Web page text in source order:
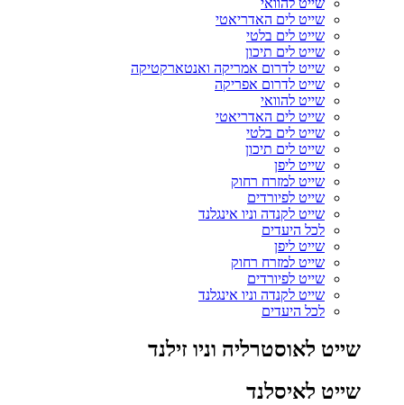
שייט להוואי
שייט לים האדריאטי
שייט לים בלטי
שייט לים תיכון
שייט לדרום אמריקה ואנטארקטיקה
שייט לדרום אפריקה
שייט להוואי
שייט לים האדריאטי
שייט לים בלטי
שייט לים תיכון
שייט ליפן
שייט למזרח רחוק
שייט לפיורדים
שייט לקנדה וניו אינגלנד
לכל היעדים
שייט ליפן
שייט למזרח רחוק
שייט לפיורדים
שייט לקנדה וניו אינגלנד
לכל היעדים
שייט לאוסטרליה וניו זילנד
שייט לאיסלנד